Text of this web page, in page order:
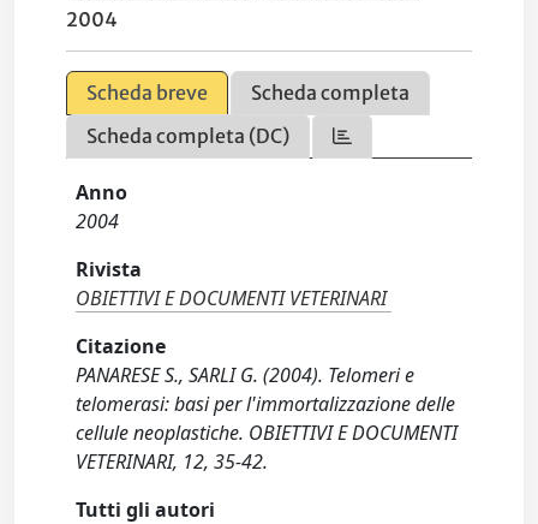
2004
Scheda breve
Scheda completa
Scheda completa (DC)
Anno
2004
Rivista
OBIETTIVI E DOCUMENTI VETERINARI
Citazione
PANARESE S., SARLI G. (2004). Telomeri e
telomerasi: basi per l'immortalizzazione delle
cellule neoplastiche. OBIETTIVI E DOCUMENTI
VETERINARI, 12, 35-42.
Tutti gli autori